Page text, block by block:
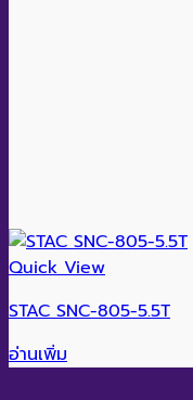
Quick View
STAC SNC-805-5.5T
อ่านเพิ่ม